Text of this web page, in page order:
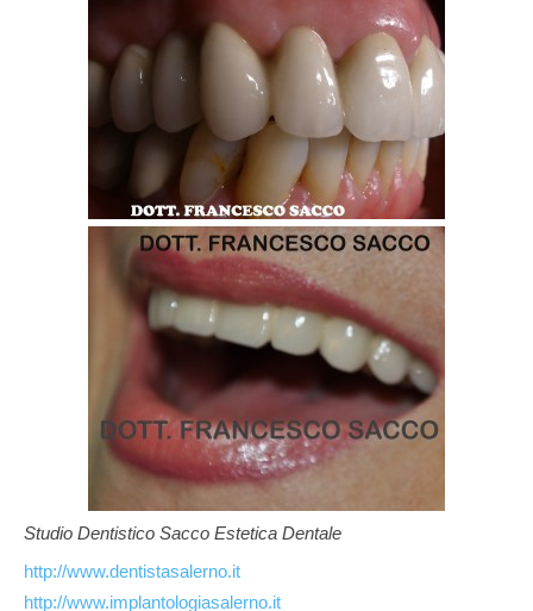
Studio Dentistico Sacco Estetica Dentale
http://www.dentistasalerno.it
http://www.implantologiasalerno.it